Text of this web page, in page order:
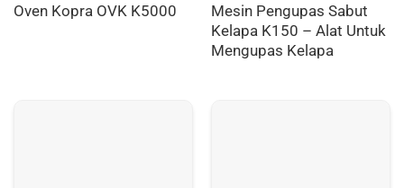
Oven Kopra OVK K5000
Mesin Pengupas Sabut
Kelapa K150 – Alat Untuk
Mengupas Kelapa